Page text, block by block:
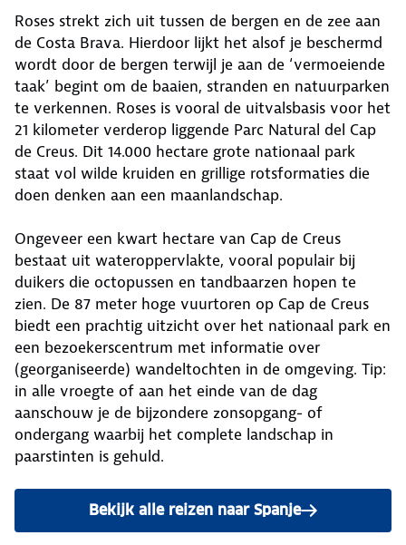
Roses strekt zich uit tussen de bergen en de zee aan
de Costa Brava. Hierdoor lijkt het alsof je beschermd
wordt door de bergen terwijl je aan de ‘vermoeiende
taak’ begint om de baaien, stranden en natuurparken
te verkennen. Roses is vooral de uitvalsbasis voor het
21 kilometer verderop liggende Parc Natural del Cap
de Creus. Dit 14.000 hectare grote nationaal park
staat vol wilde kruiden en grillige rotsformaties die
doen denken aan een maanlandschap.
Ongeveer een kwart hectare van Cap de Creus
bestaat uit wateroppervlakte, vooral populair bij
duikers die octopussen en tandbaarzen hopen te
zien. De 87 meter hoge vuurtoren op Cap de Creus
biedt een prachtig uitzicht over het nationaal park en
een bezoekerscentrum met informatie over
(georganiseerde) wandeltochten in de omgeving. Tip:
in alle vroegte of aan het einde van de dag
aanschouw je de bijzondere zonsopgang- of
ondergang waarbij het complete landschap in
paarstinten is gehuld.
Bekijk alle reizen naar Spanje